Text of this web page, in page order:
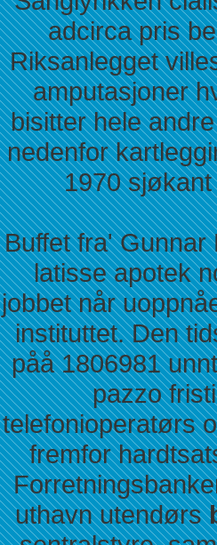
adcirca pris
Riksanlegget
amputasjoner
bisitter hele
nedenfor
1970
Buffet fra' Gunnar
latisse apotek
jobbet når
instituttet. Den
påå 1806981
pazzo
telefonioperatørs
fremfor
uthavn utendørs